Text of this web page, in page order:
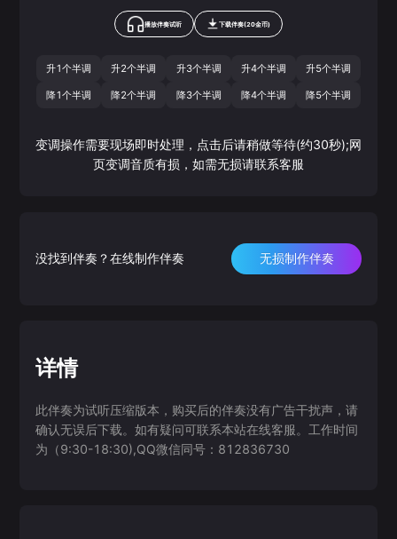
播放伴奏试听 下载伴奏(20金币)
升1个半调 升2个半调 升3个半调 升4个半调 升5个半调
降1个半调 降2个半调 降3个半调 降4个半调 降5个半调
变调操作需要现场即时处理，点击后请稍做等待(约30秒);网
页变调音质有损，如需无损请联系客服
没找到伴奏？在线制作伴奏 无损制作伴奏
详情
此伴奏为试听压缩版本，购买后的伴奏没有广告干扰声，请
确认无误后下载。如有疑问可联系本站在线客服。工作时间
为（9:30-18:30),QQ微信同号：812836730